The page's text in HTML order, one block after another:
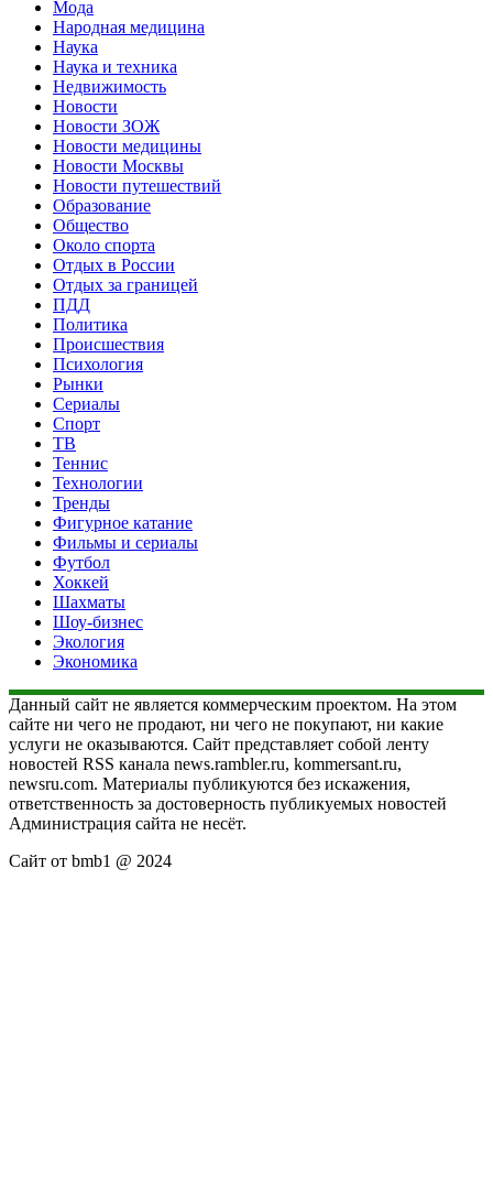
Мода
Народная медицина
Наука
Наука и техника
Недвижимость
Новости
Новости ЗОЖ
Новости медицины
Новости Москвы
Новости путешествий
Образование
Общество
Около спорта
Отдых в России
Отдых за границей
ПДД
Политика
Происшествия
Психология
Рынки
Сериалы
Спорт
ТВ
Теннис
Технологии
Тренды
Фигурное катание
Фильмы и сериалы
Футбол
Хоккей
Шахматы
Шоу-бизнес
Экология
Экономика
Данный сайт не является коммерческим проектом. На этом
сайте ни чего не продают, ни чего не покупают, ни какие
услуги не оказываются. Сайт представляет собой ленту
новостей RSS канала news.rambler.ru, kommersant.ru,
newsru.com. Материалы публикуются без искажения,
ответственность за достоверность публикуемых новостей
Администрация сайта не несёт.
Сайт от bmb1 @ 2024